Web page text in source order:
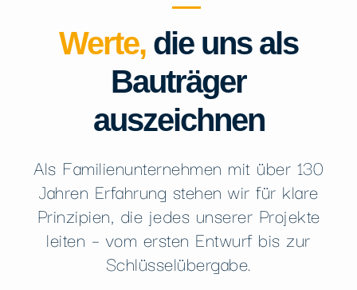
Werte, die uns als
Bauträger
auszeichnen
Als Familienunternehmen mit über 130
Jahren Erfahrung stehen wir für klare
Prinzipien, die jedes unserer Projekte
leiten – vom ersten Entwurf bis zur
Schlüsselübergabe.